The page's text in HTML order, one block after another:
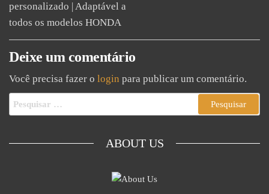
personalizado | Adaptável a
todos os modelos HONDA
Deixe um comentário
Você precisa fazer o login para publicar um comentário.
ABOUT US